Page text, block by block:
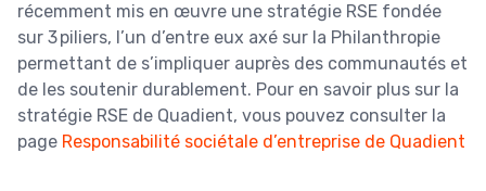
récemment mis en œuvre une stratégie RSE fondée
sur 3 piliers, l’un d’entre eux axé sur la Philanthropie
permettant de s’impliquer auprès des communautés et
de les soutenir durablement. Pour en savoir plus sur la
stratégie RSE de Quadient, vous pouvez consulter la
page Responsabilité sociétale d’entreprise de Quadient